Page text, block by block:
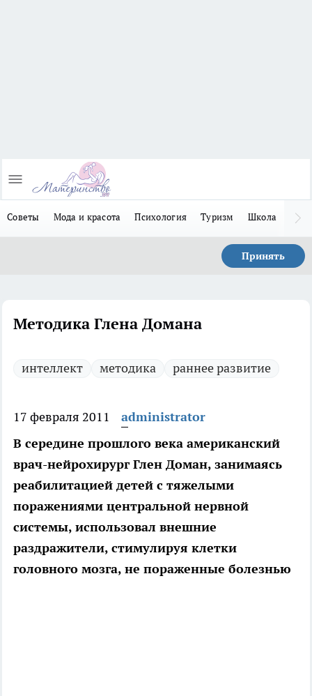
Советы Мода и красота Психология Туризм Школа
Принять
Методика Глена Домана
интеллект методика раннее развитие
17 февраля 2011
administrator
В середине прошлого века американский
врач-нейрохирург Глен Доман, занимаясь
реабилитацией детей c тяжелыми
поражениями центральной нервной
системы, использовал внешние
раздражители, стимулируя клетки
головного мозга, не пораженные болезнью